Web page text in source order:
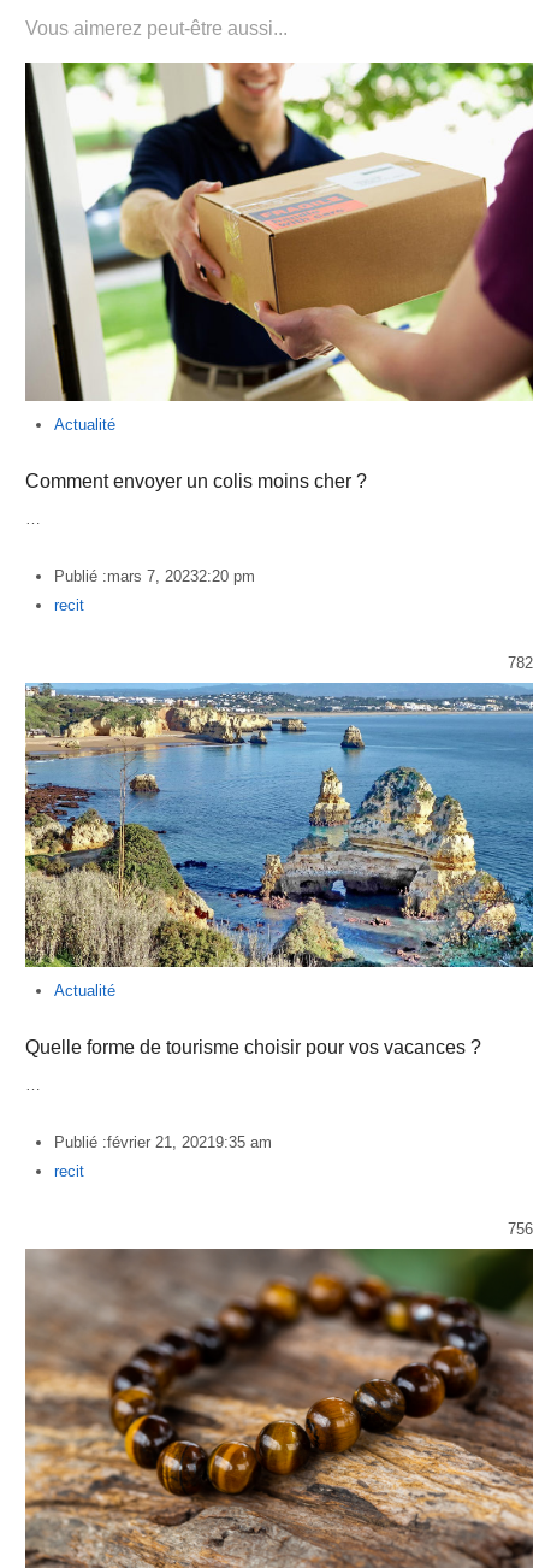
Vous aimerez peut-être aussi...
Actualité
Comment envoyer un colis moins cher ?
…
Publié :mars 7, 20232:20 pm
Author
recit
782
Actualité
Quelle forme de tourisme choisir pour vos vacances ?
Publié :février 21, 2021 9:35 am
Author
recit
756